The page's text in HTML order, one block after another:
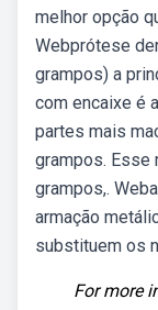
melhor opção
Webprótese
grampos) a
com encaixe é
partes mais
grampos. Esse
grampos,.
armação
substituem os
For more